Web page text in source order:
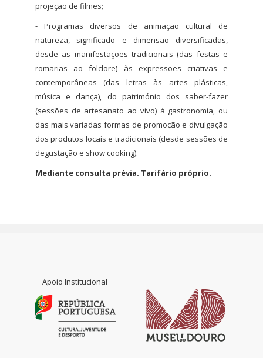
projeção de filmes;
- Programas diversos de animação cultural de
natureza, significado e dimensão diversificadas,
desde as manifestações tradicionais (das festas e
romarias ao folclore) às expressões criativas e
contemporâneas (das letras às artes plásticas,
música e dança), do património dos saber-fazer
(sessões de artesanato ao vivo) à gastronomia, ou
das mais variadas formas de promoção e divulgação
dos produtos locais e tradicionais (desde sessões de
degustação e show cooking).
Mediante consulta prévia. Tarifário próprio.
Apoio Institucional